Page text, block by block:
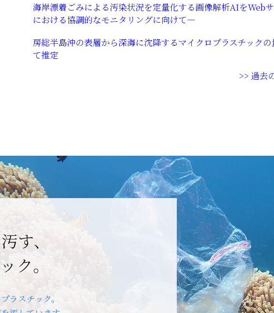
海岸漂着ごみによる汚染状況を定量化する画像解析AIを
における協調的なモニタリングに向けて―
房総半島沖の表層から深海に沈降するマイクロプラスチック
て推定
>> 過去
す、
ク。
ラスチック。